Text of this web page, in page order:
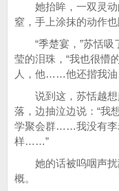
她抬眸，一双灵动
窒，手上涂抹的动作也
“季楚宴，”苏恬吸
莹的泪珠，“我也很懵
人，他……他还揩我
说到这，苏恬越想
落，边抽泣边说：“我
学聚会群……我没有
样……”
她的话被呜咽声扰
概。